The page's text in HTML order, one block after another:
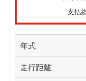
支払
年式
走行距離